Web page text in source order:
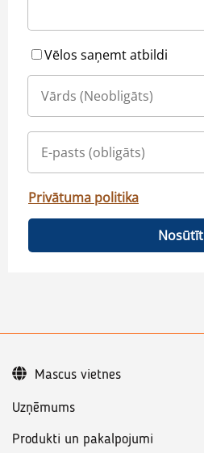
Vēlos saņemt atbildi
Privātuma politika
Nosūtīt
Uzņēmums
Produkti un pakalpojumi
Mascus vietnes